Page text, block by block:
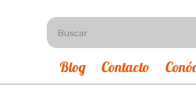
Blog Contacto